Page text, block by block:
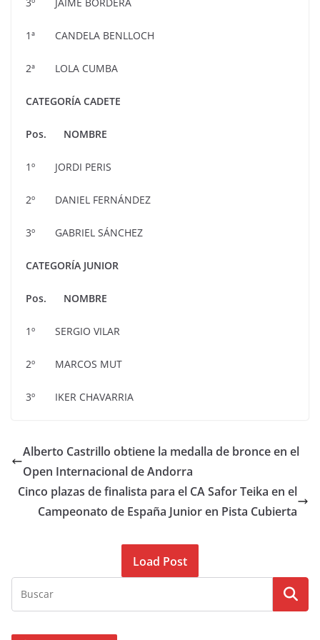
1ª CANDELA BENLLOCH
2ª LOLA CUMBA
CATEGORÍA CADETE
Pos. NOMBRE
1º JORDI PERIS
2º DANIEL FERNÁNDEZ
3º GABRIEL SÁNCHEZ
CATEGORÍA JUNIOR
Pos. NOMBRE
1º SERGIO VILAR
2º MARCOS MUT
3º IKER CHAVARRIA
Alberto Castrillo obtiene la medalla de bronce en el
Open Internacional de Andorra
Cinco plazas de finalista para el CA Safor Teika en el
Campeonato de España Junior en Pista Cubierta
Load Post